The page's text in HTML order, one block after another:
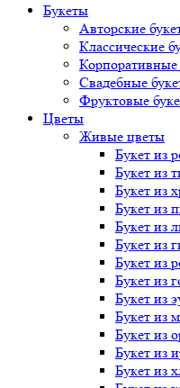
Букеты
Авторские
Классические
Корпоративные
Свадебные
Фруктовые
Цветы
Живые цветы
Букет из
Букет из
Букет из
Букет из
Букет из
Букет из
Букет из
Букет из
Букет из
Букет из
Букет из
Букет из
Букет из